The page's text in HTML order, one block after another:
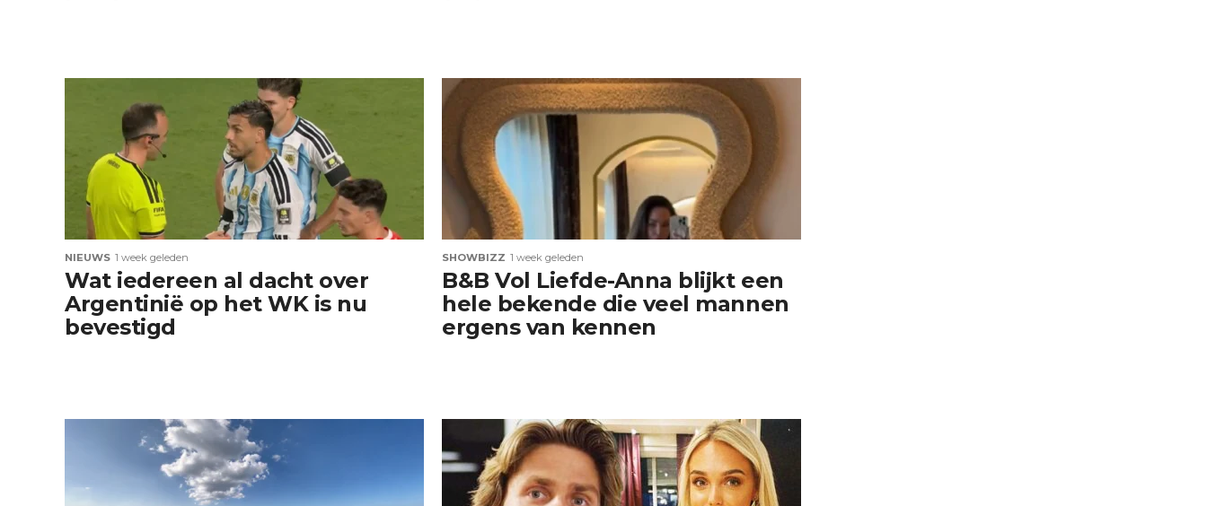
NIEUWS 1 week geleden
Wat iedereen al dacht over
Argentinië op het WK is nu
bevestigd
SHOWBIZZ 1 week geleden
B&B Vol Liefde-Anna blijkt een
hele bekende die veel mannen
ergens van kennen